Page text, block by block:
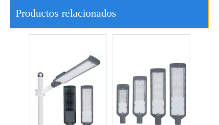
Productos relacionados